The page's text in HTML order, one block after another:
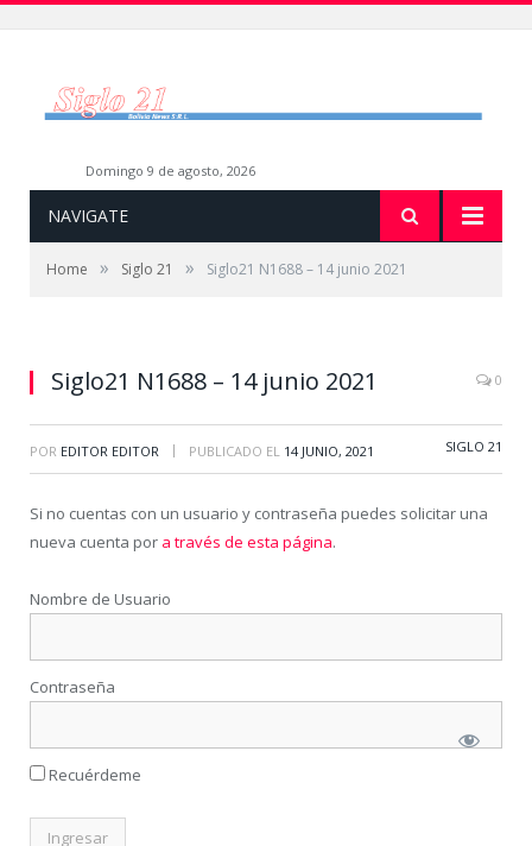
domingo 9 de agosto, 2026
NAVIGATE
Home » Siglo 21 » Siglo21 N1688 – 14 junio 2021
Siglo21 N1688 – 14 junio 2021 0
POR EDITOR EDITOR | PUBLICADO EL 14 JUNIO, 2021 SIGLO 21
Si no cuentas con un usuario y contraseña puedes solicitar una
nueva cuenta por a través de esta página.
Nombre de Usuario
Contraseña
Recuérdeme